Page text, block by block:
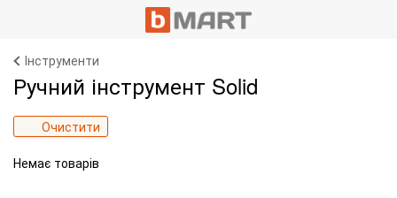
Інструменти
Ручний інструмент Solid
Очистити
Немає товарів